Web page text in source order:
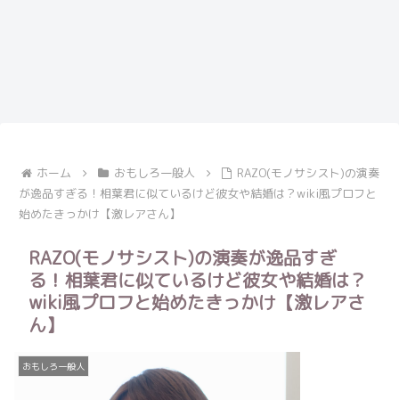
ホーム おもしろ一般人
RAZO(モノサシスト)の演奏
が逸品すぎる！相葉君に似ているけど彼女や結婚は？wiki風プロフと
始めたきっかけ【激レアさん】
RAZO(モノサシスト)の演奏が逸品すぎ
る！相葉君に似ているけど彼女や結婚は？
wiki風プロフと始めたきっかけ【激レアさ
ん】
おもしろ一般人